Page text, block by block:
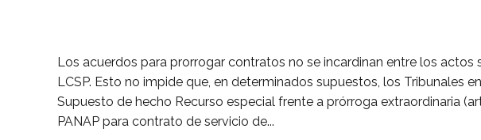
Los acuerdos para prorrogar contratos no se incardinan entre los actos
LCSP. Esto no impide que, en determinados supuestos, los Tribunales
Supuesto de hecho Recurso especial frente a prórroga extraordinaria
PANAP para contrato de servicio de...